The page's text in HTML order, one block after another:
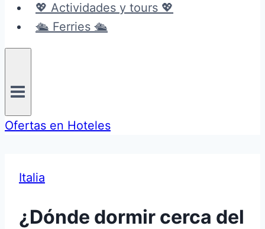
💖 Actividades y tours 💖
🛳️ Ferries 🛳️
Ofertas en Hoteles
Italia
¿Dónde dormir cerca del